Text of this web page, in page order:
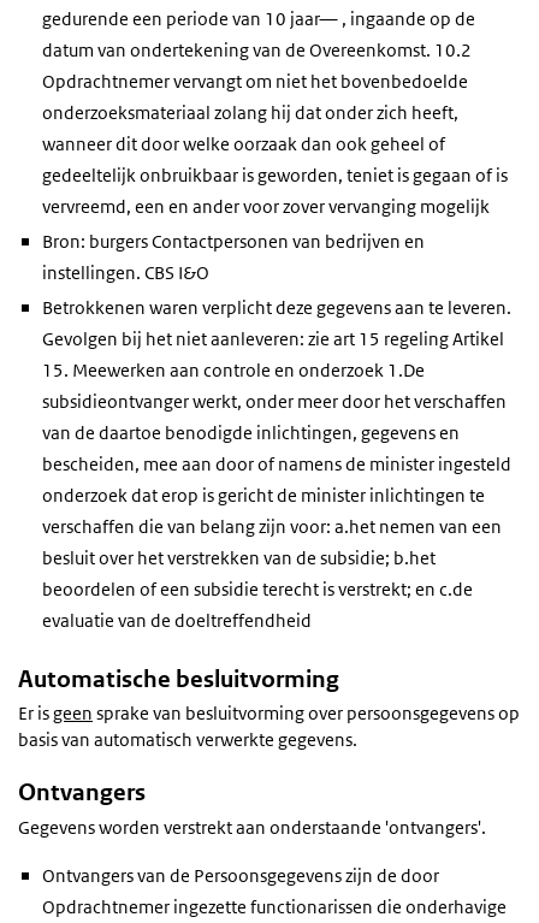
gedurende een periode van 10 jaar— , ingaande op de
datum van ondertekening van de Overeenkomst. 10.2
Opdrachtnemer vervangt om niet het bovenbedoelde
onderzoeksmateriaal zolang hij dat onder zich heeft,
wanneer dit door welke oorzaak dan ook geheel of
gedeeltelijk onbruikbaar is geworden, teniet is gegaan of is
vervreemd, een en ander voor zover vervanging mogelijk
Bron: burgers Contactpersonen van bedrijven en
instellingen. CBS I&O
Betrokkenen waren verplicht deze gegevens aan te leveren.
Gevolgen bij het niet aanleveren: zie art 15 regeling Artikel
15. Meewerken aan controle en onderzoek 1.De
subsidieontvanger werkt, onder meer door het verschaffen
van de daartoe benodigde inlichtingen, gegevens en
bescheiden, mee aan door of namens de minister ingesteld
onderzoek dat erop is gericht de minister inlichtingen te
verschaffen die van belang zijn voor: a.het nemen van een
besluit over het verstrekken van de subsidie; b.het
beoordelen of een subsidie terecht is verstrekt; en c.de
evaluatie van de doeltreffendheid
Automatische besluitvorming
Er isgeen sprake van besluitvorming over persoonsgegevens op
basis van automatisch verwerkte gegevens.
Ontvangers
Gegevens worden verstrekt aan onderstaande 'ontvangers'.
Ontvangers van de Persoonsgegevens zijn de door
Opdrachtnemer ingezette functionarissen die onderhavige